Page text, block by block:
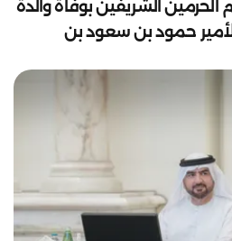
الشريفين بوفاة والدة
حمود بن سعود بن